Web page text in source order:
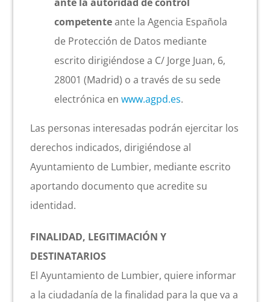
competenteante la Agencia Española
de Protección de Datos mediante
escrito dirigiéndose a C/ Jorge Juan, 6,
28001 (Madrid) o a través de su sede
electrónica en www.agpd.es.
Las personas interesadas podrán ejercitar los
derechos indicados, dirigiéndose al
Ayuntamiento de Lumbier, mediante escrito
aportando documento que acredite su
identidad.
FINALIDAD, LEGITIMACIÓN Y
DESTINATARIOS
El Ayuntamiento de Lumbier, quiere informar
a la ciudadanía de la finalidad para la que va a